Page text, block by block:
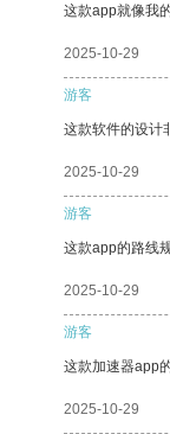
这款app就像我
2025-10-29
游客
这款软件的设计
2025-10-29
游客
这款app的路线
2025-10-29
游客
这款加速器app
2025-10-29